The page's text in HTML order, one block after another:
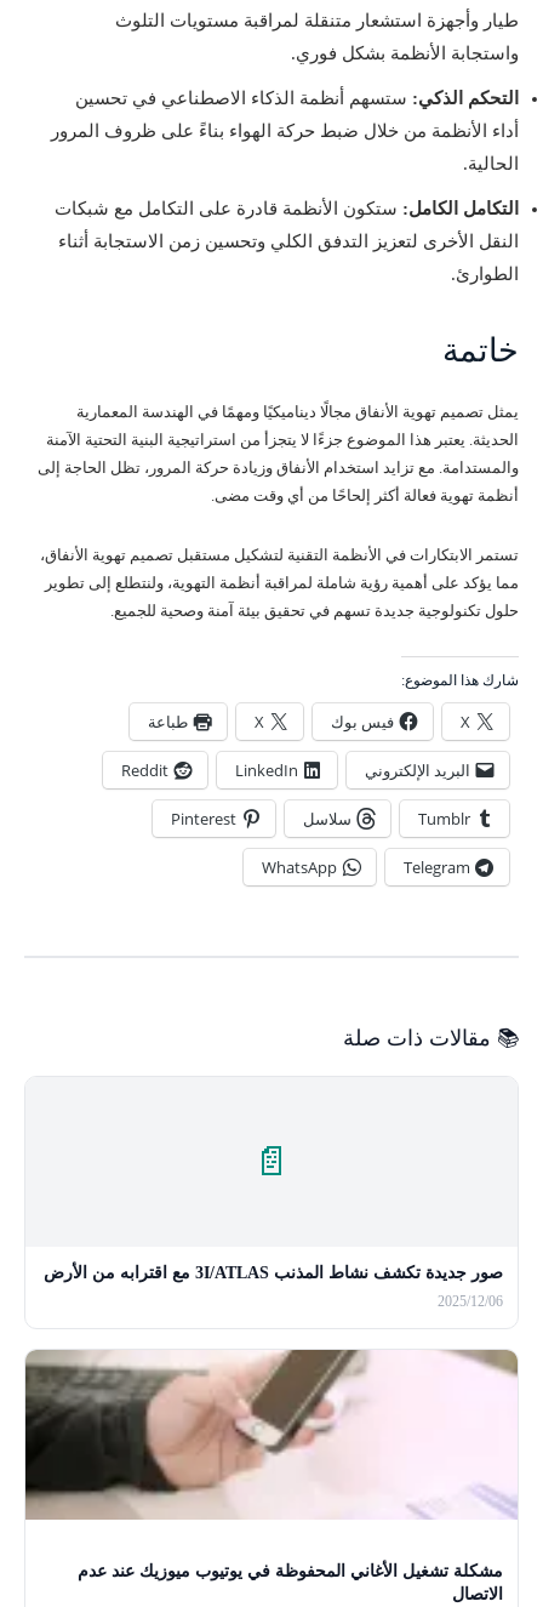
طيار وأجهزة استشعار متنقلة لمراقبة مستويات التلوث
واستجابة الأنظمة بشكل فوري.
التحكم الذكي: ستسهم أنظمة الذكاء الاصطناعي في تحسين
أداء الأنظمة من خلال ضبط حركة الهواء بناءً على ظروف المرور
الحالية.
التكامل الكامل: ستكون الأنظمة قادرة على التكامل مع شبكات
النقل الأخرى لتعزيز التدفق الكلي وتحسين زمن الاستجابة أثناء
الطوارئ.
خاتمة
يمثل تصميم تهوية الأنفاق مجالًا ديناميكيًا ومهمًا في الهندسة المعمارية
الحديثة. يعتبر هذا الموضوع جزءًا لا يتجزأ من استراتيجية البنية التحتية الآمنة
والمستدامة. مع تزايد استخدام الأنفاق وزيادة حركة المرور، تظل الحاجة إلى
أنظمة تهوية فعالة أكثر إلحاحًا من أي وقت مضى.
تستمر الابتكارات في الأنظمة التقنية لتشكيل مستقبل تصميم تهوية الأنفاق،
مما يؤكد على أهمية رؤية شاملة لمراقبة أنظمة التهوية، ولنتطلع إلى تطوير
حلول تكنولوجية جديدة تسهم في تحقيق بيئة آمنة وصحية للجميع.
شارك هذا الموضوع:
X فيس بوك X طباعة
البريد الإلكتروني LinkedIn
Reddit
Tumblr سلاسل Pinterest
Telegram
WhatsApp
📚 مقالات ذات صلة
📄
صور جديدة تكشف نشاط المذنب 3I/ATLAS مع اقترابه من الأرض
2025/12/06
مشكلة تشغيل الأغاني المحفوظة في يوتيوب ميوزيك عند عدم
الاتصال